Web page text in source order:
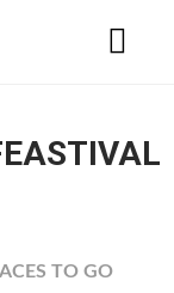
TO GO